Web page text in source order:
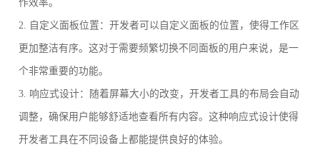
作效率。
2. 自定义面板位置：开发者可以自定义面板的位置，使得工作区
更加整洁有序。这对于需要频繁切换不同面板的用户来说，是一
个非常重要的功能。
3. 响应式设计：随着屏幕大小的改变，开发者工具的布局会自动
调整，确保用户能够舒适地查看所有内容。这种响应式设计使得
开发者工具在不同设备上都能提供良好的体验。